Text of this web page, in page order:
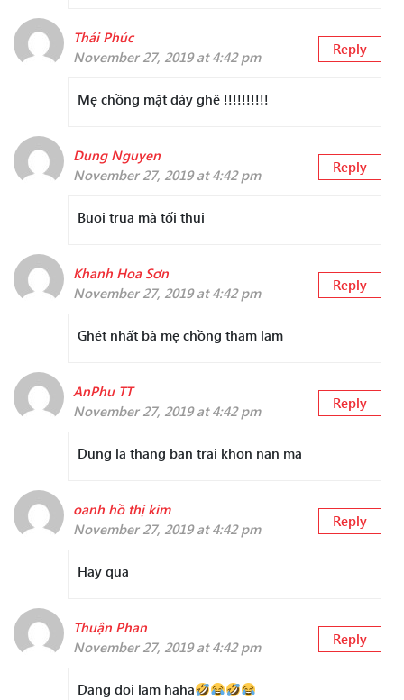
Thái Phúc
November 27, 2019 at 4:42 pm
Reply
Mẹ chồng mặt dày ghê !!!!!!!!!!
Dung Nguyen
November 27, 2019 at 4:42 pm
Reply
Buoi trua mà tối thui
Khanh Hoa Sơn
November 27, 2019 at 4:42 pm
Reply
Ghét nhất bà mẹ chồng tham lam
AnPhu TT
November 27, 2019 at 4:42 pm
Reply
Dung la thang ban trai khon nan ma
oanh hồ thị kim
November 27, 2019 at 4:42 pm
Reply
Hay qua
Thuận Phan
November 27, 2019 at 4:42 pm
Reply
Dang doi lam haha